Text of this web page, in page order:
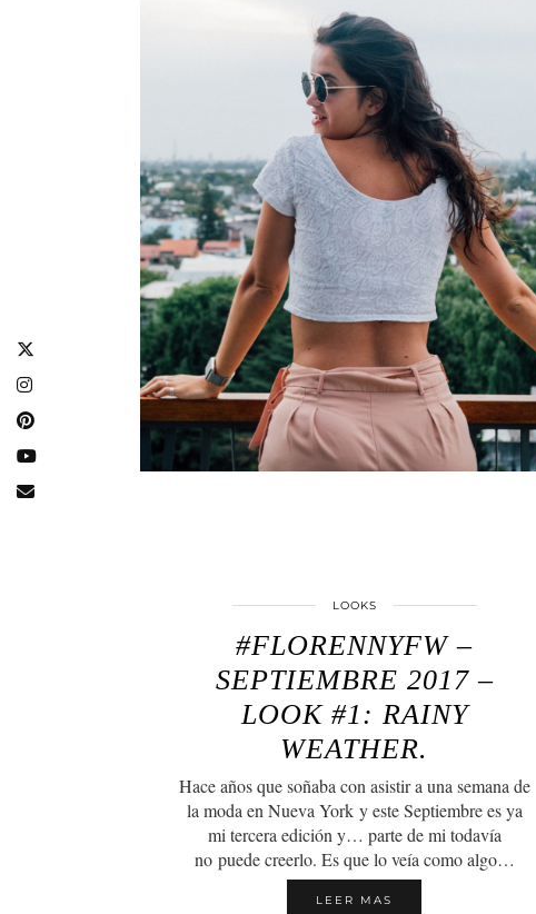
LOOKS
#FLORENNYFW –
SEPTIEMBRE 2017 –
LOOK #1: RAINY
WEATHER.
Hace años que soñaba con asistir a una semana de
la moda en Nueva York y este Septiembre es ya
mi tercera edición y… parte de mi todavía
no puede creerlo. Es que lo veía como algo…
LEER MAS